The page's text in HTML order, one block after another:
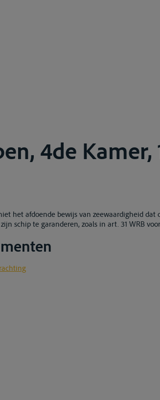
4de Kamer,
het afdoende bewijs van zeewaardigheid
schip te garanderen, zoals in art. 31 WRB